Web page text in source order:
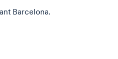
Barcelona.